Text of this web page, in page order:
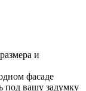
и
фасаде
под вашу задумку